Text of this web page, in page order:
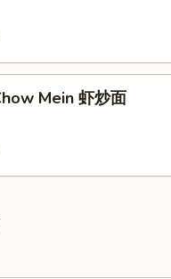
Mein 虾炒面